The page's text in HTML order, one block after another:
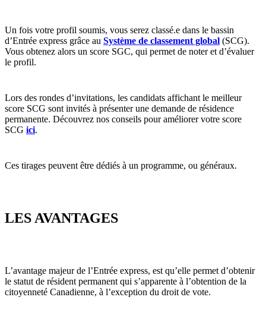
Un fois votre profil soumis, vous serez classé.e dans le bassin
d’Entrée express grâce au Système de classement global (SCG).
Vous obtenez alors un score SGC, qui permet de noter et d’évaluer
le profil.
Lors des rondes d’invitations, les candidats affichant le meilleur
score SCG sont invités à présenter une demande de résidence
permanente. Découvrez nos conseils pour améliorer votre score
SCG ici.
Ces tirages peuvent être dédiés à un programme, ou généraux.
LES AVANTAGES
L’avantage majeur de l’Entrée express, est qu’elle permet d’obtenir
le statut de résident permanent qui s’apparente à l’obtention de la
citoyenneté Canadienne, à l’exception du droit de vote.